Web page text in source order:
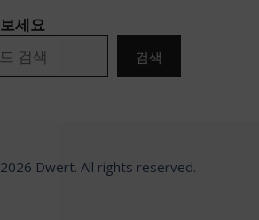
세요
검색
Dwert. All rights reserved.